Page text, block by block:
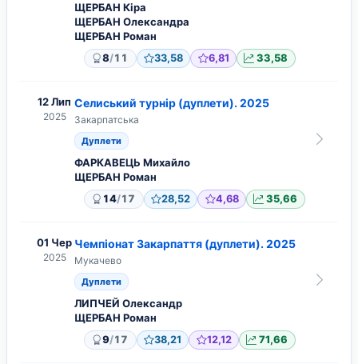
ЩЕРБАН Кіра
ЩЕРБАН Олександра
ЩЕРБАН Роман
8/11 33,58 6,81 33,58
12 Лип
2025
Селиський турнір (дуплети). 2025
Закарпатська
Дуплети
ФАРКАВЕЦЬ Михайло
ЩЕРБАН Роман
14/17 28,52 4,68 35,66
01 Чер
2025
Чемпіонат Закарпаття (дуплети). 2025
Мукачево
Дуплети
ЛИПЧЕЙ Олександр
ЩЕРБАН Роман
9/17 38,21 12,12 71,66